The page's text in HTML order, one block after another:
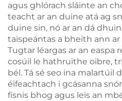
agus ghlórach sláinte an
teacht ar an duine atá ag
duine sin, nó ar an dá
taispeántas a bheith ann
Tugtar léargas ar an easpa
cosúil le hathruithe oibre,
bél. Tá sé seo ina malartúil
éifeachtach i gcásanna
físnis bhog agus leis an